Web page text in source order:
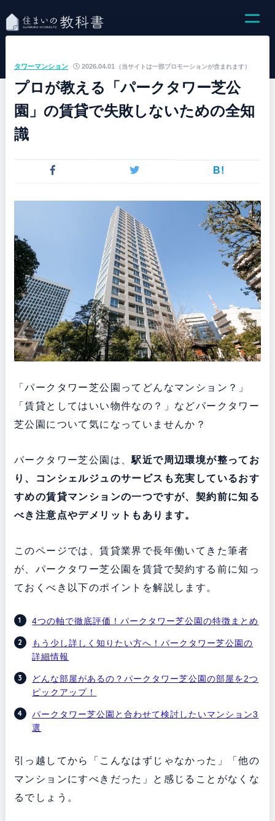
（当サイトは一部プロモーションが含まれます）
タワーマンション 2026.04.01
プロが教える「パークタワー芝公
園」の賃貸で失敗しないための全知
識
B!
「パークタワー芝公園ってどんなマンション？」
「賃貸としてはいい物件なの？」などパークタワー
芝公園について気になっていませんか？
パークタワー芝公園は、駅近で周辺環境が整ってお
り、コンシェルジュのサービスも充実しているおす
すめの賃貸マンションの一つですが、契約前に知る
べき注意点やデメリットもあります。
このページでは、賃貸業界で長年働いてきた筆者
が、パークタワー芝公園を賃貸で契約する前に知っ
ておくべき以下のポイントを解説します。
4つの軸で徹底評価！パークタワー芝公園の特徴まとめ
もう少し詳しく知りたい方へ！パークタワー芝公園の
詳細情報
どんな部屋があるの？パークタワー芝公園の部屋を2つ
ピックアップ！
パークタワー芝公園と合わせて検討したいマンション3
選
引っ越してから「こんなはずじゃなかった」「他の
マンションにすべきだった」と感じることがなくな
るでしょう。